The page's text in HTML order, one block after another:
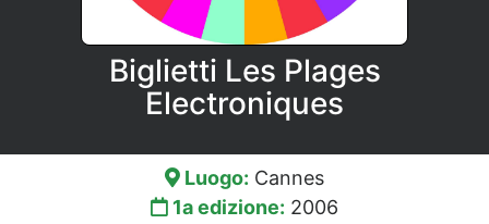
Biglietti Les Plages
Electroniques
Luogo: Cannes
1a edizione: 2006